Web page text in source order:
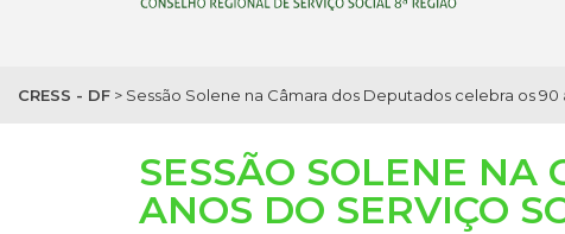
CRESS - DF > Sessão Solene na Câmara dos Deputados celebra os
SESSÃO SOLENE NA
ANOS DO SERVIÇO